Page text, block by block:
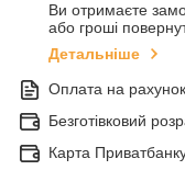
Ви отримаєте
або гроші
Детальніше
Оплата на рахунок
Безготівковий
Карта